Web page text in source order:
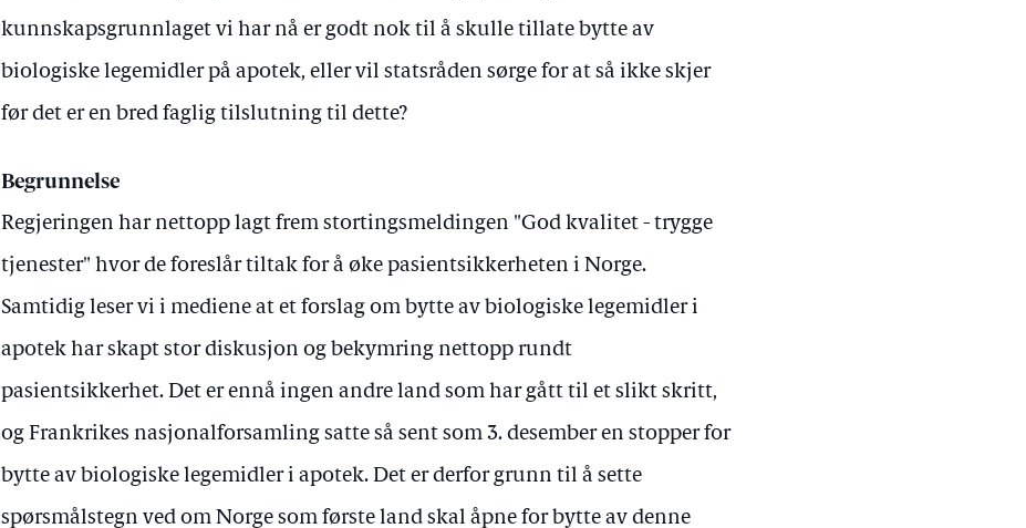
kunnskapsgrunnlaget vi har nå er godt nok til å skulle tillate bytte av
biologiske legemidler på apotek, eller vil statsråden sørge for at så ikke skjer
før det er en bred faglig tilslutning til dette?
Begrunnelse
Regjeringen har nettopp lagt frem stortingsmeldingen "God kvalitet - trygge
tjenester" hvor de foreslår tiltak for å øke pasientsikkerheten i Norge.
Samtidig leser vi i mediene at et forslag om bytte av biologiske legemidler i
apotek har skapt stor diskusjon og bekymring nettopp rundt
pasientsikkerhet. Det er ennå ingen andre land som har gått til et slikt skritt,
og Frankrikes nasjonalforsamling satte så sent som 3. desember en stopper for
bytte av biologiske legemidler i apotek. Det er derfor grunn til å sette
spørsmålstegn ved om Norge som første land skal åpne for bytte av denne